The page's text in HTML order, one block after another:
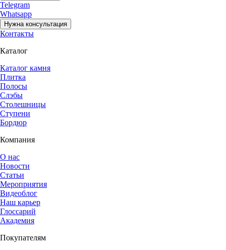
Telegram
Whatsapp
Нужна консультация
Контакты
Каталог
Каталог камня
Плитка
Полосы
Слэбы
Столешницы
Ступени
Бордюр
Компания
О нас
Новости
Статьи
Мероприятия
Видеоблог
Наш карьер
Глоссарий
Академия
Покупателям